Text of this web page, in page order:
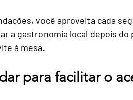
você aproveita cada
a gastronomia local depois
à mesa.
para facilitar o